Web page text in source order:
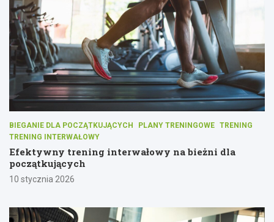
BIEGANIE DLA POCZĄTKUJĄCYCH PLANY TRENINGOWE TRENING
TRENING INTERWAŁOWY
Efektywny trening interwałowy na bieżni dla
początkujących
10 stycznia 2026